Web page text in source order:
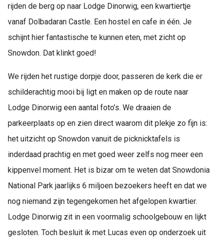
rijden de berg op naar Lodge Dinorwig, een kwartiertje
vanaf Dolbadaran Castle. Een hostel en cafe in één. Je
schijnt hier fantastische te kunnen eten, met zicht op
Snowdon. Dat klinkt goed!
We rijden het rustige dorpje door, passeren de kerk die er
schilderachtig mooi bij ligt en maken op de route naar
Lodge Dinorwig een aantal foto’s. We draaien de
parkeerplaats op en zien direct waarom dit plekje zo fijn is:
het uitzicht op Snowdon vanuit de picknicktafels is
inderdaad prachtig en met goed weer zelfs nog meer een
kippenvel moment. Het is bizar om te weten dat Snowdonia
National Park jaarlijks 6 miljoen bezoekers heeft en dat we
nog niemand zijn tegengekomen het afgelopen kwartier.
Lodge Dinorwig zit in een voormalig schoolgebouw en lijkt
gesloten. Toch besluit ik met Lucas even op onderzoek uit